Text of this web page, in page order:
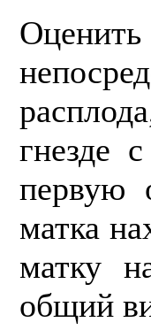
гнезде
первую
матка
матку
общий